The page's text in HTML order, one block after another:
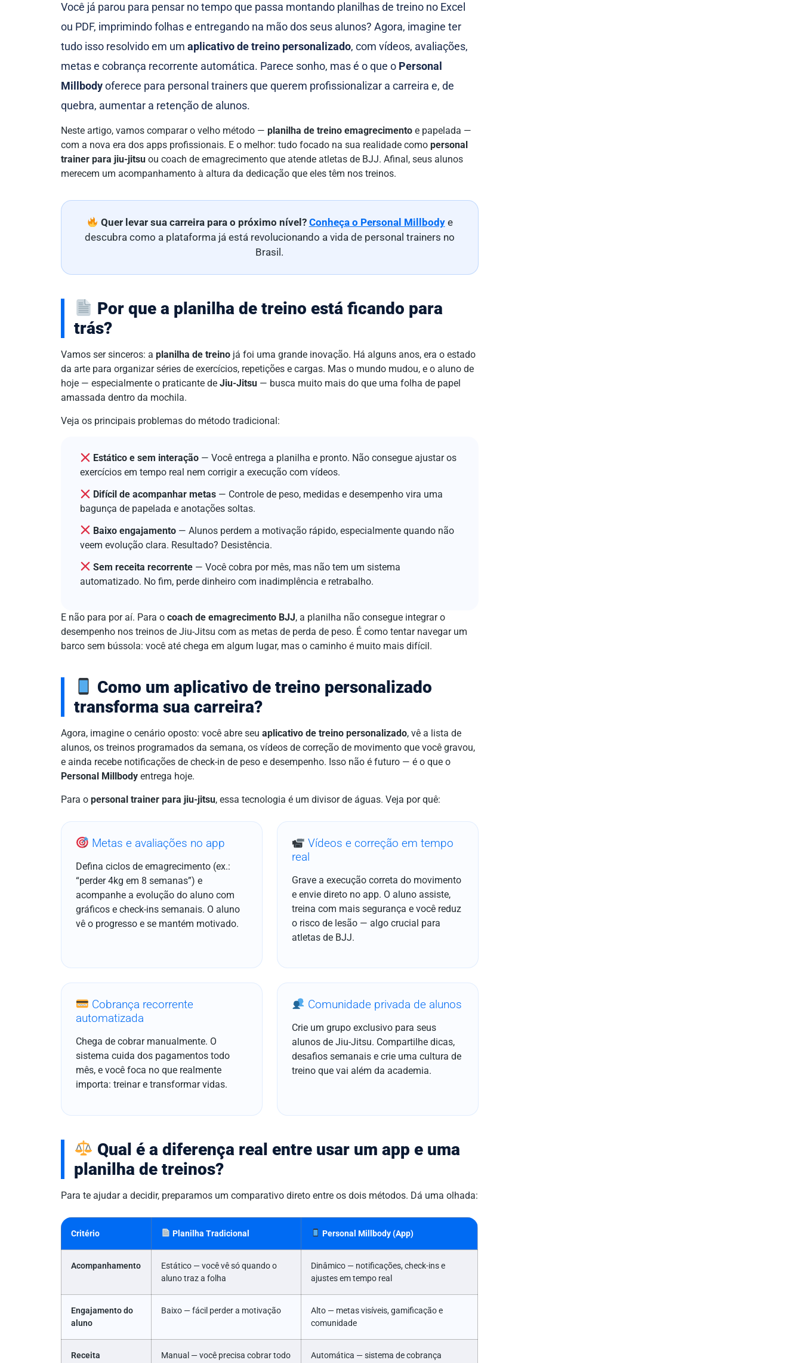
Você já parou para pensar no tempo que passa montando planilhas de treino no Excel
ou PDF, imprimindo folhas e entregando na mão dos seus alunos? Agora, imagine ter
tudo isso resolvido em um aplicativo de treino personalizado, com vídeos, avaliações,
metas e cobrança recorrente automática. Parece sonho, mas é o que o Personal
Millbodyoferece para personal trainers que querem profissionalizar a carreira e, de
quebra, aumentar a retenção de alunos.
Neste artigo, vamos comparar o velho método — planilha de treino emagrecimento e papelada —
com a nova era dos apps profissionais. E o melhor: tudo focado na sua realidade como personal
trainer para jiu-jitsu ou coach de emagrecimento que atende atletas de BJJ. Afinal, seus alunos
merecem um acompanhamento à altura da dedicação que eles têm nos treinos.
Quer levar sua carreira para o próximo nível? Conheça o Personal Millbodye
descubra como a plataforma já está revolucionando a vida de personal trainers no
Brasil.
Por que a planilha de treino está ficando para
trás?
Vamos ser sinceros: a planilha de treino já foi uma grande inovação. Há alguns anos, era o estado
da arte para organizar séries de exercícios, repetições e cargas. Mas o mundo mudou, e o aluno de
hoje — especialmente o praticante de Jiu-Jitsu — busca muito mais do que uma folha de papel
amassada dentro da mochila.
Veja os principais problemas do método tradicional:
Estático e sem interação — Você entrega a planilha e pronto. Não consegue ajustar os
exercícios em tempo real nem corrigir a execução com vídeos.
Difícil de acompanhar metas — Controle de peso, medidas e desempenho vira uma
bagunça de papelada e anotações soltas.
Baixo engajamento — Alunos perdem a motivação rápido, especialmente quando não
veem evolução clara. Resultado? Desistência.
Sem receita recorrente — Você cobra por mês, mas não tem um sistema
automatizado. No fim, perde dinheiro com inadimplência e retrabalho.
E não para por aí. Para o coach de emagrecimento BJJ, a planilha não consegue integrar o
desempenho nos treinos de Jiu-Jitsu com as metas de perda de peso. É como tentar navegar um
barco sem bússola: você até chega em algum lugar, mas o caminho é muito mais difícil.
Como um aplicativo de treino personalizado
transforma sua carreira?
Agora, imagine o cenário oposto: você abre seu aplicativo de treino personalizado, vê a lista de
alunos, os treinos programados da semana, os vídeos de correção de movimento que você gravou,
e ainda recebe notificações de check-in de peso e desempenho. Isso não é futuro — é o que o
Personal Millbody entrega hoje.
Para o personal trainer para jiu-jitsu, essa tecnologia é um divisor de águas. Veja por quê:
Metas e avaliações no app
Defina ciclos de emagrecimento (ex.:
“perder 4kg em 8 semanas”) e
acompanhe a evolução do aluno com
gráficos e check-ins semanais. O aluno
vê o progresso e se mantém motivado.
Vídeos e correção em tempo
real
Grave a execução correta do movimento
e envie direto no app. O aluno assiste,
treina com mais segurança e você reduz
o risco de lesão — algo crucial para
atletas de BJJ.
Cobrança recorrente
automatizada
Chega de cobrar manualmente. O
sistema cuida dos pagamentos todo
mês, e você foca no que realmente
importa: treinar e transformar vidas.
Comunidade privada de alunos
Crie um grupo exclusivo para seus
alunos de Jiu-Jitsu. Compartilhe dicas,
desafios semanais e crie uma cultura de
treino que vai além da academia.
Qual é a diferença real entre usar um app e uma
planilha de treinos?
Para te ajudar a decidir, preparamos um comparativo direto entre os dois métodos. Dá uma olhada:
Critério Planilha Tradicional Personal Millbody (App)
Acompanhamento
Estático — você vê só quando o
aluno traz a folha
Dinâmico — notificações, check-ins e
ajustes em tempo real
Engajamento do
aluno
Baixo — fácil perder a motivação
Alto — metas visíveis, gamificação e
comunidade
Receita
Manual — você precisa cobrar todo
Automática — sistema de cobrança